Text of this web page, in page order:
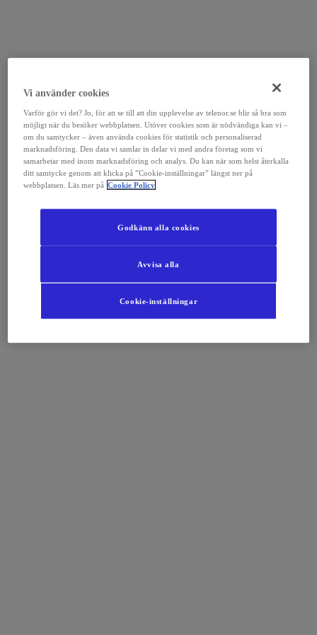
Vi använder cookies
Varför gör vi det? Jo, för att se till att din upplevelse av telenor.se blir så bra som
möjligt när du besöker webbplatsen. Utöver cookies som är nödvändiga kan vi –
om du samtycker – även använda cookies för statistik och personaliserad
marknadsföring. Den data vi samlar in delar vi med andra företag som vi
samarbetar med inom marknadsföring och analys. Du kan när som helst återkalla
ditt samtycke genom att klicka på ”Cookie-inställningar” längst ner på
webbplatsen. Läs mer på Cookie Policy
Cookie-inställningar
Avvisa alla
Godkänn alla cookies